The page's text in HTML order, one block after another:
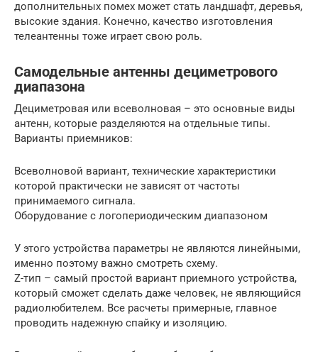
дополнительных помех может стать ландшафт, деревья,
высокие здания. Конечно, качество изготовления
телеантенны тоже играет свою роль.
Самодельные антенны дециметрового
диапазона
Дециметровая или всеволновая – это основные виды
антенн, которые разделяются на отдельные типы.
Варианты приемников:
Всеволновой вариант, технические характеристики
которой практически не зависят от частоты
принимаемого сигнала.
Оборудование с логопериодическим диапазоном
У этого устройства параметры не являются линейными,
именно поэтому важно смотреть схему.
Z-тип – самый простой вариант приемного устройства,
который сможет сделать даже человек, не являющийся
радиолюбителем. Все расчеты примерные, главное
проводить надежную спайку и изоляцию.